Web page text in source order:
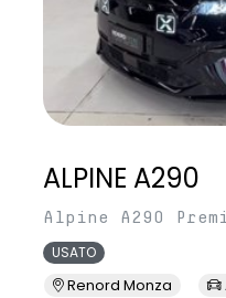
volante in pelle
volante riscaldato
ALPINE A290
Alpine A290
USATO
Renord Monza